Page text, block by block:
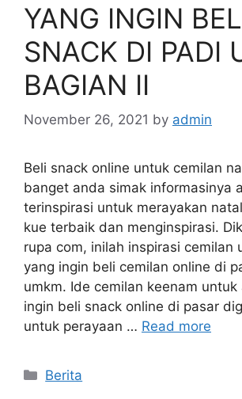
YANG INGIN
SNACK DI PADI
BAGIAN II
November 26, 2021 by admin
Beli snack online untuk cemilan
banget anda simak informasinya
terinspirasi untuk merayakan
kue terbaik dan menginspirasi.
rupa com, inilah inspirasi cemilan
yang ingin beli cemilan online di
umkm. Ide cemilan keenam untuk
ingin beli snack online di pasar
untuk perayaan … Read more
Categories
Berita